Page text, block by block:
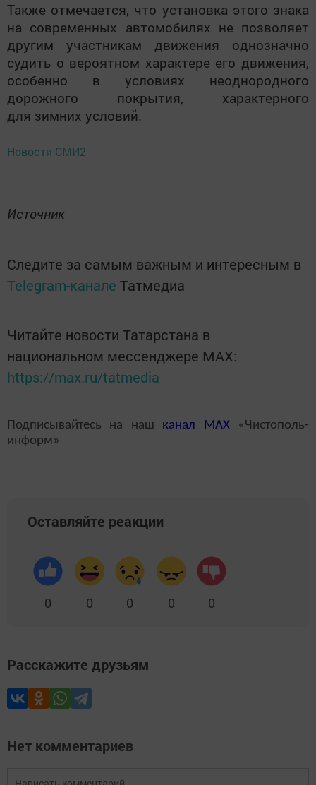
Также отмечается, что установка этого знака
на современных автомобилях не позволяет
другим участникам движения однозначно
судить о вероятном характере его движения,
особенно в условиях неоднородного
дорожного покрытия, характерного
для зимних условий.
Новости СМИ2
Источник
Следите за самым важным и интересным в
Telegram-канале Татмедиа
Читайте новости Татарстана в
национальном мессенджере MАХ:
https://max.ru/tatmedia
Подписывайтесь на наш канал MAX«Чистополь-
информ»
Оставляйте реакции
0 0 0 0 0
Расскажите друзьям
Нет комментариев